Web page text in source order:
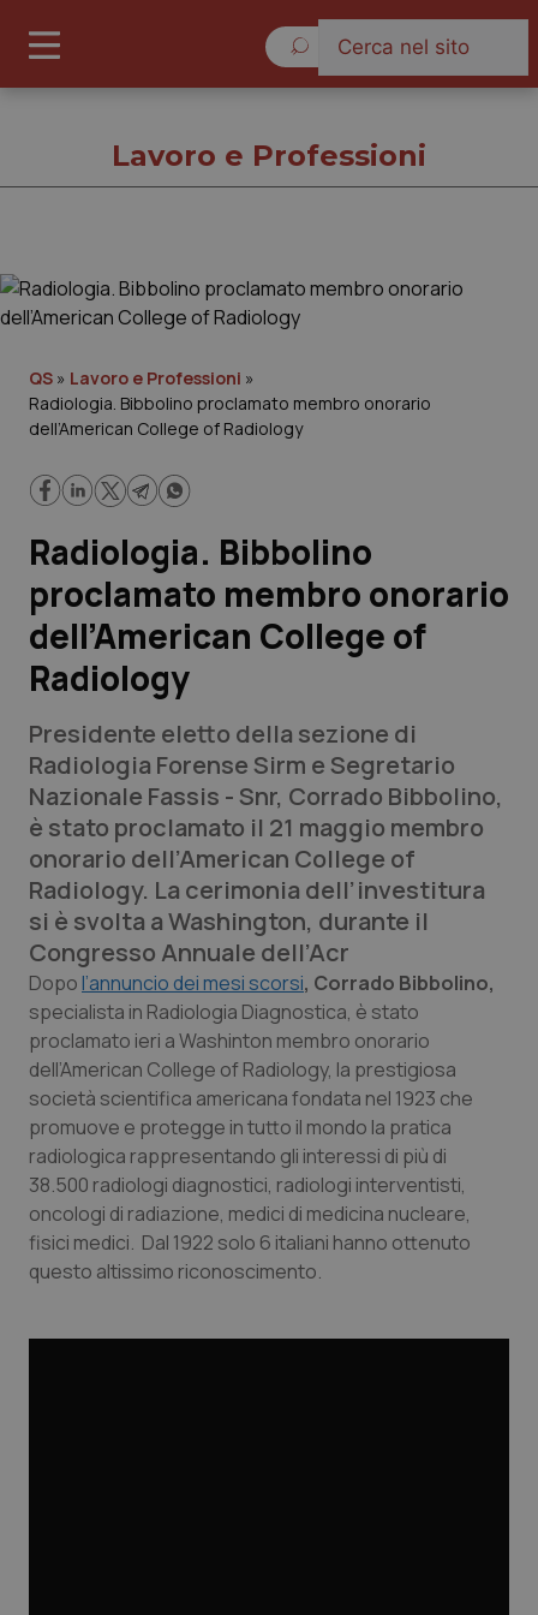
Governo e Parlamento
Regioni e Asl
Lavoro e Professioni
Scienza e Farmaci
Studi e Analisi
Lettere al direttore
Edizioni Regionali
QS Pro
Professionisti Sanitari.AI
Abruzzo
Basilicata
Calabria
Campania
Emilia-Romagna
Friuli Venezia Giulia
Lazio
QS Pro Gold
Artrite & artrosi
Asma & BPCO
Car-T
Colesterolo & coronaropatie
Dermatite Atopica
Diabete & glucometri
QS Club Newsletter
Lavoro e Professioni
QS » Lavoro e Professioni »
Radiologia. Bibbolino proclamato membro onorario
dell’American College of Radiology
Radiologia. Bibbolino
proclamato membro onorario
dell’American College of
Radiology
Presidente eletto della sezione di
Radiologia Forense Sirm e Segretario
Nazionale Fassis - Snr, Corrado Bibbolino,
è stato proclamato il 21 maggio membro
onorario dell’American College of
Radiology. La cerimonia dell’investitura
si è svolta a Washington, durante il
Congresso Annuale dell’Acr
Dopol’annuncio dei mesi scorsi, Corrado Bibbolino,
specialista in Radiologia Diagnostica, è stato
proclamato ieri a Washinton membro onorario
dell’American College of Radiology, la prestigiosa
società scientifica americana fondata nel 1923 che
promuove e protegge in tutto il mondo la pratica
radiologica rappresentando gli interessi di più di
38.500 radiologi diagnostici, radiologi interventisti,
oncologi di radiazione, medici di medicina nucleare,
fisici medici. Dal 1922 solo 6 italiani hanno ottenuto
questo altissimo riconoscimento.